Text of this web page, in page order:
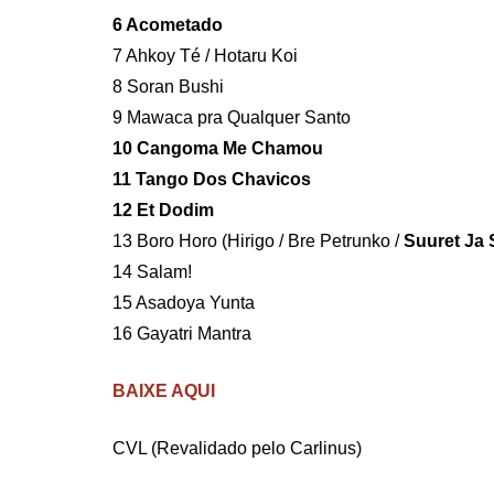
6 Acometado
7 Ahkoy Té / Hotaru Koi
8 Soran Bushi
9 Mawaca pra Qualquer Santo
10 Cangoma Me Chamou
11 Tango Dos Chavicos
12 Et Dodim
13 Boro Horo (Hirigo / Bre Petrunko /Suuret Ja
14 Salam!
15 Asadoya Yunta
16 Gayatri Mantra
BAIXE AQUI
CVL (Revalidado pelo Carlinus)